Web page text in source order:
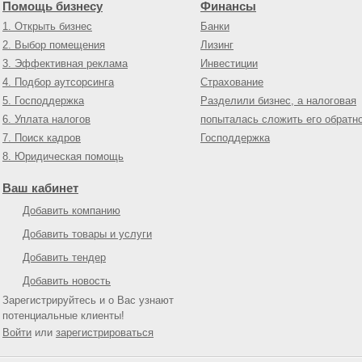
Помощь бизнесу
1. Открыть бизнес
2. Выбор помещения
3. Эффективная реклама
4. Подбор аутсорсинга
5. Господдержка
6. Уплата налогов
7. Поиск кадров
8. Юридическая помощь
Финансы
Банки
Лизинг
Инвестиции
Страхование
Разделили бизнес, а налоговая
попыталась сложить его
Господдержка
Ваш кабинет
Добавить компанию
Добавить товары и услуги
Добавить тендер
Добавить новость
Зарегистрируйтесь и о Вас узнают
потенциальные клиенты!
Войти или зарегистрироваться